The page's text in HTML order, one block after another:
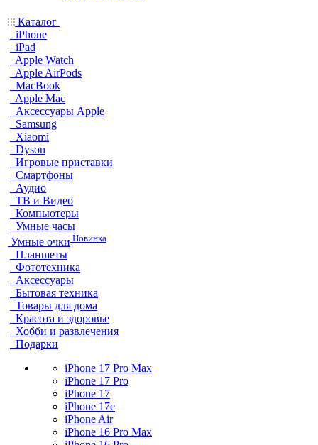
Каталог
iPhone
iPad
Apple Watch
Apple AirPods
MacBook
Apple Mac
Аксессуары Apple
Samsung
Xiaomi
Dyson
Игровые приставки
Смартфоны
Аудио
ТВ и Видео
Компьютеры
Умные часы
Умные очки Новинка
Планшеты
Фототехника
Аксессуары
Бытовая техника
Товары для дома
Красота и здоровье
Хобби и развлечения
Подарки
iPhone 17 Pro Max
iPhone 17 Pro
iPhone 17
iPhone 17e
iPhone Air
iPhone 16 Pro Max